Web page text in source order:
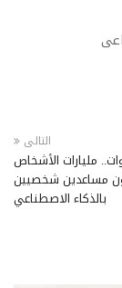
التالى
5 سنوات.. مليارات الأشخاص
مساعدين شخصيين
بالذكاء الاصطناعي